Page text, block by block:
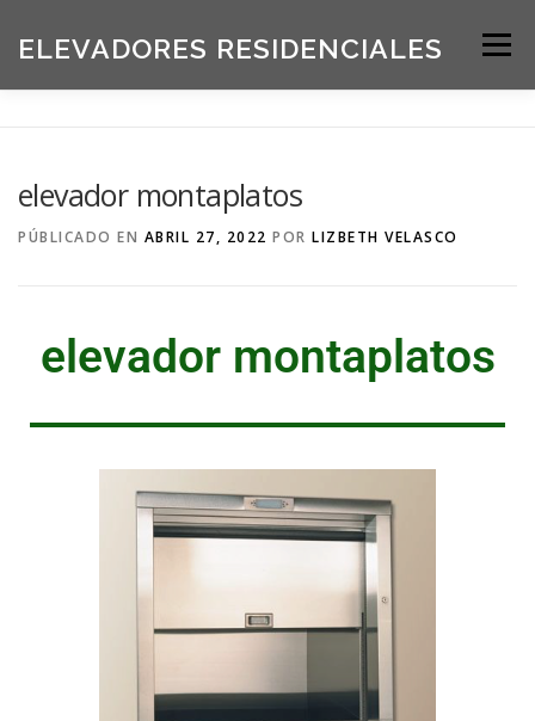
ELEVADORES RESIDENCIALES Menú
elevador montaplatos
PÚBLICADO EN ABRIL 27, 2022 POR LIZBETH VELASCO
elevador montaplatos